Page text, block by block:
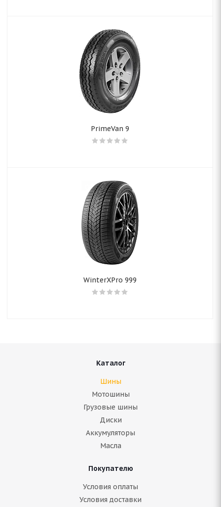
PrimeVan 9
WinterXPro 999
Каталог
Шины
Мотошины
Грузовые шины
Диски
Аккумуляторы
Масла
Покупателю
Условия оплаты
Условия доставки